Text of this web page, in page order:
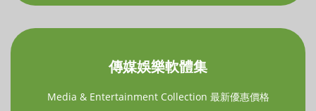
傳媒娛樂軟體集
Media & Entertainment Collection 最新優惠價格